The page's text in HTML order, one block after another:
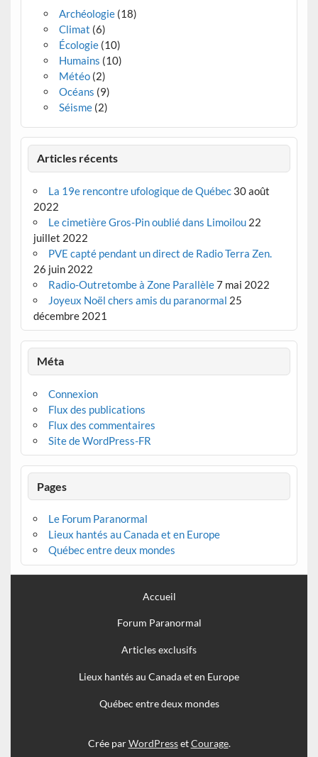
Archéologie(18)
Climat (6)
Écologie(10)
Humains (10)
Météo(2)
Océans (9)
Séisme(2)
Articles récents
La 19e rencontre ufologique de Québec 30 août
2022
Le cimetière Gros-Pin oublié dans Limoilou 22
juillet 2022
PVE capté pendant un direct de Radio Terra Zen.
26 juin 2022
Radio-Outretombe à Zone Parallèle7 mai 2022
Joyeux Noël chers amis du paranormal 25
décembre 2021
Méta
Connexion
Flux des publications
Flux des commentaires
Site de WordPress-FR
Pages
Le Forum Paranormal
Lieux hantés au Canada et en Europe
Québec entre deux mondes
Accueil
Forum Paranormal
Articles exclusifs
Lieux hantés au Canada et en Europe
Québec entre deux mondes
Crée parWordPressetCourage.